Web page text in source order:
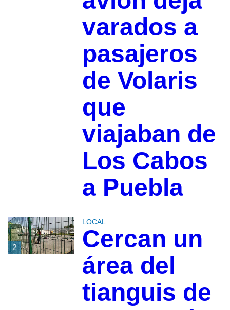
varados a
pasajeros
de Volaris
que
viajaban de
Los Cabos
a Puebla
2
LOCAL
Cercan un
área del
tianguis de